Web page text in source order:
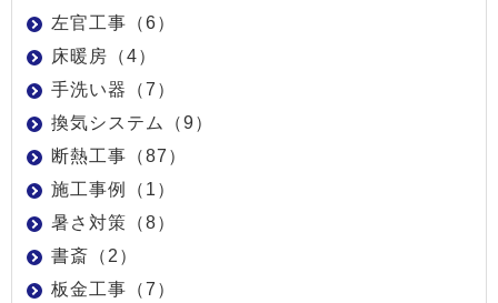
左官工事（6）
床暖房（4）
手洗い器（7）
換気システム（9）
断熱工事（87）
施工事例（1）
暑さ対策（8）
書斎（2）
板金工事（7）